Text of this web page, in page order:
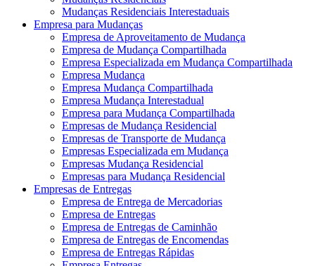
Mudanças Residenciais Interestaduais
Empresa para Mudanças
Empresa de Aproveitamento de Mudança
Empresa de Mudança Compartilhada
Empresa Especializada em Mudança Compartilhada
Empresa Mudança
Empresa Mudança Compartilhada
Empresa Mudança Interestadual
Empresa para Mudança Compartilhada
Empresas de Mudança Residencial
Empresas de Transporte de Mudança
Empresas Especializada em Mudança
Empresas Mudança Residencial
Empresas para Mudança Residencial
Empresas de Entregas
Empresa de Entrega de Mercadorias
Empresa de Entregas
Empresa de Entregas de Caminhão
Empresa de Entregas de Encomendas
Empresa de Entregas Rápidas